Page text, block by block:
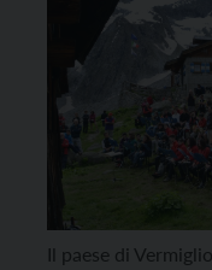
Il paese di